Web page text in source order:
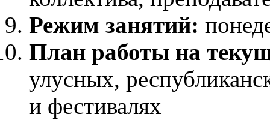
Режим занятий:
План работы на
улусных,
и фестивалях